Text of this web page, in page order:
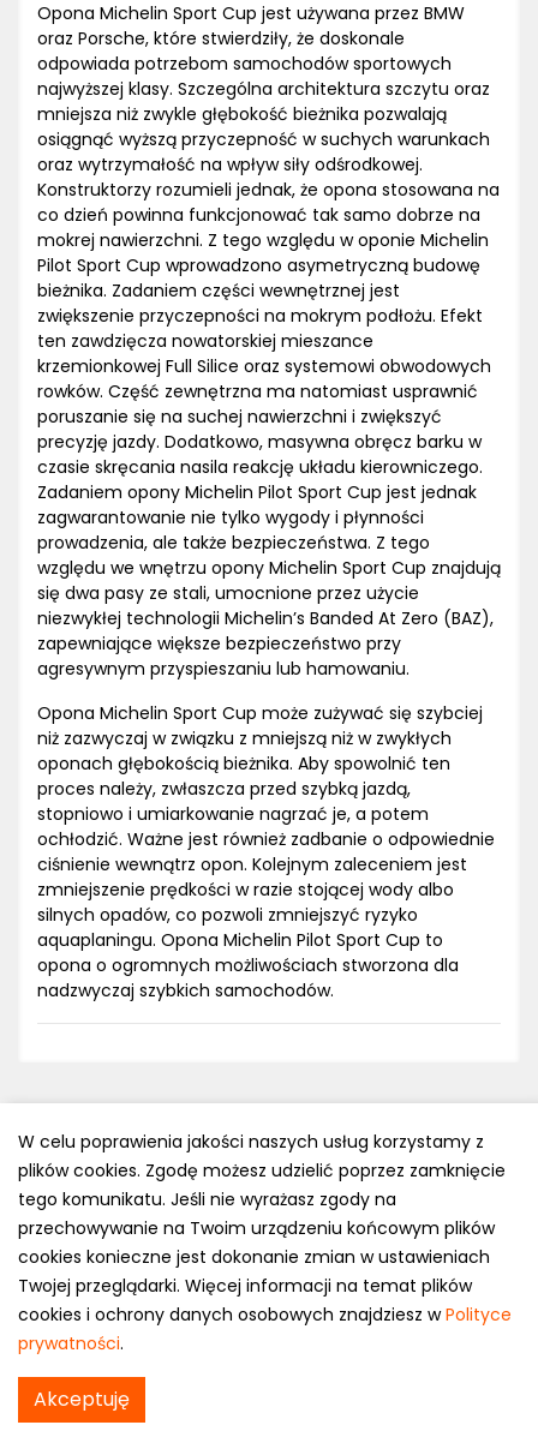
Opona Michelin Sport Cup jest używana przez BMW
oraz Porsche, które stwierdziły, że doskonale
odpowiada potrzebom samochodów sportowych
najwyższej klasy. Szczególna architektura szczytu oraz
mniejsza niż zwykle głębokość bieżnika pozwalają
osiągnąć wyższą przyczepność w suchych warunkach
oraz wytrzymałość na wpływ siły odśrodkowej.
Konstruktorzy rozumieli jednak, że opona stosowana na
co dzień powinna funkcjonować tak samo dobrze na
mokrej nawierzchni. Z tego względu w oponie Michelin
Pilot Sport Cup wprowadzono asymetryczną budowę
bieżnika. Zadaniem części wewnętrznej jest
zwiększenie przyczepności na mokrym podłożu. Efekt
ten zawdzięcza nowatorskiej mieszance
krzemionkowej Full Silice oraz systemowi obwodowych
rowków. Część zewnętrzna ma natomiast usprawnić
poruszanie się na suchej nawierzchni i zwiększyć
precyzję jazdy. Dodatkowo, masywna obręcz barku w
czasie skręcania nasila reakcję układu kierowniczego.
Zadaniem opony Michelin Pilot Sport Cup jest jednak
zagwarantowanie nie tylko wygody i płynności
prowadzenia, ale także bezpieczeństwa. Z tego
względu we wnętrzu opony Michelin Sport Cup znajdują
się dwa pasy ze stali, umocnione przez użycie
niezwykłej technologii Michelin’s Banded At Zero (BAZ),
zapewniające większe bezpieczeństwo przy
agresywnym przyspieszaniu lub hamowaniu.
Opona Michelin Sport Cup może zużywać się szybciej
niż zazwyczaj w związku z mniejszą niż w zwykłych
oponach głębokością bieżnika. Aby spowolnić ten
proces należy, zwłaszcza przed szybką jazdą,
stopniowo i umiarkowanie nagrzać je, a potem
ochłodzić. Ważne jest również zadbanie o odpowiednie
ciśnienie wewnątrz opon. Kolejnym zaleceniem jest
zmniejszenie prędkości w razie stojącej wody albo
silnych opadów, co pozwoli zmniejszyć ryzyko
aquaplaningu. Opona Michelin Pilot Sport Cup to
opona o ogromnych możliwościach stworzona dla
nadzwyczaj szybkich samochodów.
Polityka prywatności
e-mail: kontakt@opony.com.pl
Copyright © 2000-2023 Opony.com.pl
W celu poprawienia jakości naszych usług korzystamy z
plików cookies. Zgodę możesz udzielić poprzez zamknięcie
tego komunikatu. Jeśli nie wyrażasz zgody na
przechowywanie na Twoim urządzeniu końcowym plików
cookies konieczne jest dokonanie zmian w ustawieniach
Twojej przeglądarki. Więcej informacji na temat plików
cookies i ochrony danych osobowych znajdziesz wPolityce
prywatności.
Akceptuję